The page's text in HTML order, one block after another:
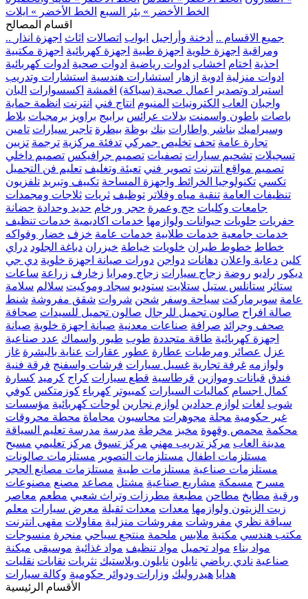
الخط الأخضر » بئر السبع الخط الأخضر » ايلات
اقسام المصالح
.. جميع الاقسام .. أدخنة وأراجيل ابواب اتصالات اثاث اجهزة انذار
ومراقبة اجهزة خلوية اجهزة طبية اجهزة كهربائية اجهزة مكتبية
احذية اختام اخشاب ادوات رياضية ادوات صحية ادوات كهربائية
ادوات منزلية ادوية ازهار استشارات هندسية استشارات وتدريب
استيراد وتصدير
اعمال صحية (سباكة) اقمشة اكسسوارات البان
واجبان العاب الكترونيات المنيوم انتاج فني انترنت انظمة حماية
باصات باطون واسمنت بدلات عرائس برابيج براويز برمجيات بلاط
وسيراميك بناشر واطارات بنك بوظة بيطرة تاجير سيارات تامين
تجارة عامة تحف تخليص جمركي تدفئة مركزية ترجمة تزيين
تسجيلات تشحيم سيارات تصفيات تصميم جرافيكس تصميم داخلي
تصميم مواقع انترنت تصوير فني تعبئة وتغليف تعليم فن التجميل
تكسي تكنولوجيا الخرائط واجهزة المساحة تكييف وتبريد تلفزيون
تنظيفات العامة تنقية مياه وفلاتر توظيف ثريات ثلاجات ومجمدات
جامعات وكليات حج وعمرة حجر ورخام حديد وحدادة حضانة
حفريات حلويات حيوانات ولوازمها خدمات اكاديمية خدمات تنظيف
خدمات جامعية خدمات طلابية خدمات عامة خزف خضار وفواكه
خطاط خطوط طيران خلويات خياطة خيزران دباغة الجلود دراي
كلين دعاية واعلان دهانات دواجن دورات صيانة اجهزة خلوية دي جي
ديكور راديو روضة زجاج سيارات زجاج ومرايا زخارف زراعة ساعات
ستائر ستانلس ستيل ستلايت ستوديو سجاد وموكيت سلالم سلامة
عامة سوبرماركت سياحة وسفر شحن شروات شقق مفروشة شنط
صالة افراح صالون تجميل للرجال صالون تجميل للسيدات صحافة
صحف وجرائد صرافة صناعات معدنية صيانة اجهزة خلوية صيانة
اجهزة كهربائية طاقة متجددة طوب طيور واسماك عدد صناعية
عزل عصائر ومرطبات عطارة عطور عقارات عناية بالبشرة غاز
ولوازمه غرفة تجارية غسيل سيارات فرشات واسفنج فرقة فنية
فندق قبانات وموازين قرطاسية قطع سيارات كراج كرميد كسارة
كمال اجسام كماليات السيارات كمبيوتر كهرباء كوزمتكس كوفي
شوب لغات لوازم حدادين لوازم نجارين لوحات كهربائية مؤسسات
غير حكومية مجلة مجوهرات محاسبون محاماة محطة محروقات
محكمة محمص وقهوة مخبز مخرطة مدرسة مدرسة تعليم السياقة
مدينة العاب مركز تدريب مهني مركز تسوق مركز تعليمي مسبح
مستلزمات اطفال مستلزمات التصوير مستلزمات صالونات
مستلزمات صناعية مستلزمات طبية مستلزمات مصانع الحجر
مسرح مسمكة مشاريع صناعية مشتل مصاعد مصنع مصنوعات
ورقية مطابخ مطاحن مطبعة مطرزات وتراث شعبي مطعم معاصر
زيت الزيتون ولوازمها معدات معدات ثقيلة معرض سيارات معلم
سياقة نظري مفروشات مفروشات منزلية مقاولات مقهى انترنت
مكتب هندسي مكتبة ملابس ملحمة منتجع سياحي منجرة منسوجات
مواد بناء مواد تجميل مواد تنظيف مواد غذائية موسيقى ميكنة
صناعية نادي رياضي نايلون نايلون وبلاستيك نثريات نقابات نقليات
هدايا هيدروليك وزارات ودوائر حكومية وكالة سيارات
الأقسام الرئيسية